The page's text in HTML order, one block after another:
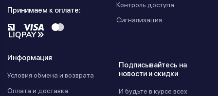
Принимаем к оплате:
Контроль доступа
Сигнализация
Информация
Условия обмена и возврата
Оплата и доставка
Подписывайтесь на
новости и скидки
И будьте в курсе всех